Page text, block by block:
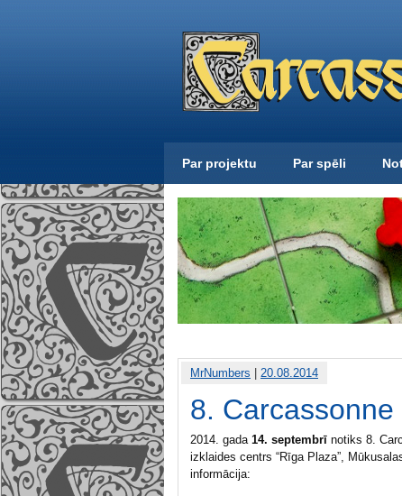
Par projektu Par spēli
MrNumbers 20.08.2014
8.
2014. gada 14. septembrī notiks 8.
izklaides centrs “Rīga Plaza”,
informācija: